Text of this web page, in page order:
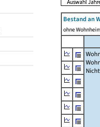
Bestand an
ohne